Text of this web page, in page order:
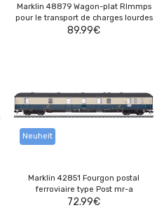
Marklin 48879 Wagon-plat Rlmmps
pour le transport de charges lourdes
89.99€
Neuheit
Marklin 42851 Fourgon postal
ferroviaire type Post mr-a
72.99€